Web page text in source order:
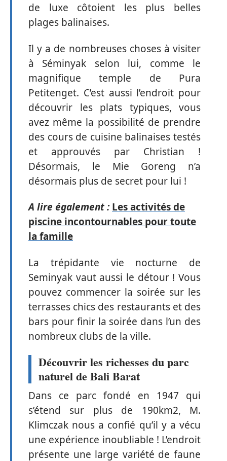
de luxe côtoient les plus belles
plages balinaises.
Il y a de nombreuses choses à visiter
à Séminyak selon lui, comme le
magnifique temple de Pura
Petitenget. C’est aussi l’endroit pour
découvrir les plats typiques, vous
avez même la possibilité de prendre
des cours de cuisine balinaises testés
et approuvés par Christian !
Désormais, le Mie Goreng n’a
désormais plus de secret pour lui !
A lire également : Les activités de
piscine incontournables pour toute
la famille
La trépidante vie nocturne de
Seminyak vaut aussi le détour ! Vous
pouvez commencer la soirée sur les
terrasses chics des restaurants et des
bars pour finir la soirée dans l’un des
nombreux clubs de la ville.
Découvrir les richesses du parc
naturel de Bali Barat
Dans ce parc fondé en 1947 qui
s’étend sur plus de 190km2, M.
Klimczak nous a confié qu’il y a vécu
une expérience inoubliable ! L’endroit
présente une large variété de faune